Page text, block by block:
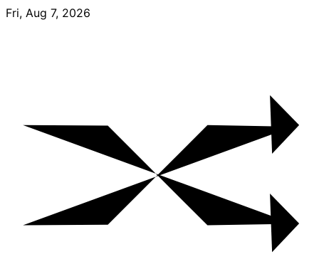
Skip
Fri, Aug 7, 2026